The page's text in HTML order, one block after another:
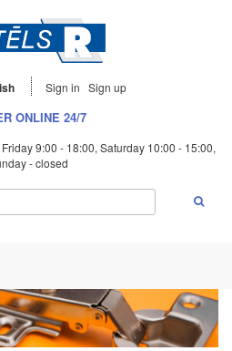
Sign in Sign up
ONLINE 24/7
9:00 - 18:00, Saturday 10:00 - 15:00,
- closed